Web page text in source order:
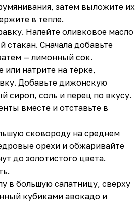
затем выложите их
в тепле.
Налейте оливковое масло
стакан. Сначала добавьте
— лимонный сок.
или натрите на тёрке,
Добавьте дижонскую
сироп, соль и перец по вкусу.
вместе и отставьте в
сковороду на среднем
орехи и обжаривайте
до золотистого цвета.
в большую салатницу, сверху
кубиками авокадо и